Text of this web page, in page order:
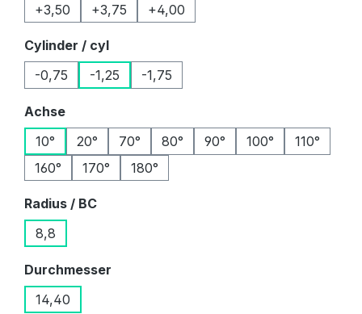
+3,50
+3,75 +4,00
Cylinder / cylauswählen
-0,75
-1,25 -1,75
Achseauswählen
10°
20° 70° 80° 90° 100°
110°
160°
170° 180°
Radius / BCauswählen
8,8
Durchmesser
14,40